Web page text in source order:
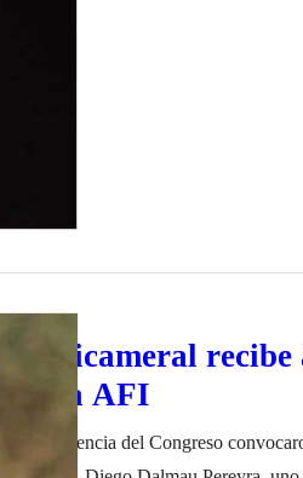
que tres funcionarios del gobierno
Bicameral recibe
de la AFI
de Inteligencia del Congreso